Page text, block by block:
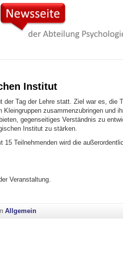
Institut
Tag der Lehre statt. Ziel war es, die
zusammenzubringen und
gegenseitiges Verständnis zu
Institut zu stärken.
Teilnehmenden wird die
Veranstaltung.
Allgemein